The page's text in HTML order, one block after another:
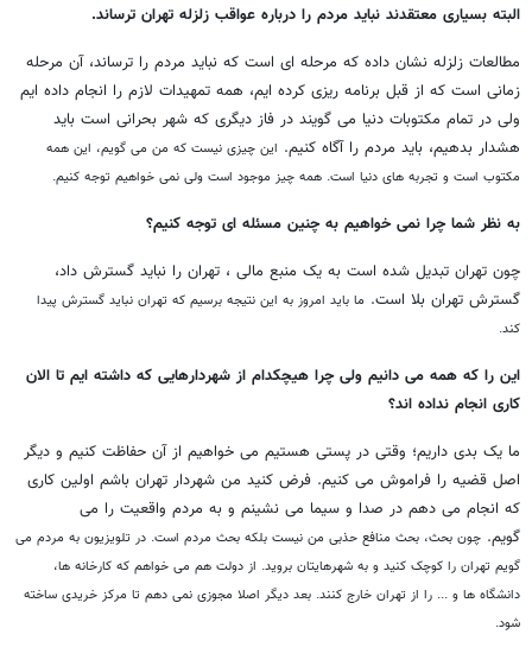
البته بسیاری معتقدند نباید مردم را درباره عواقب زلزله تهران ترساند.
مطالعات زلزله نشان داده که مرحله ای است که نباید مردم را ترساند، آن مرحله
زمانی است که از قبل برنامه ریزی کرده ایم، همه تمهیدات لازم را انجام داده ایم
ولی در تمام مکتوبات دنیا می گویند در فاز دیگری که شهر بحرانی است باید
هشدار بدهیم، باید مردم را آگاه کنیم. این چیزی نیست که من می گویم، این همه
مکتوب است و تجربه های دنیا است. همه چیز موجود است ولی نمی خواهیم توجه کنیم.
به نظر شما چرا نمی خواهیم به چنین مسئله ای توجه کنیم؟
چون تهران تبدیل شده است به یک منبع مالی ، تهران را نباید گسترش داد،
گسترش تهران بلا است. ما باید امروز به این نتیجه برسیم که تهران نباید گسترش پیدا
کند.
این را که همه می دانیم ولی چرا هیچکدام از شهردارهایی که داشته ایم تا الان
کاری انجام نداده اند؟
ما یک بدی داریم؛ وقتی در پستی هستیم می خواهیم از آن حفاظت کنیم و دیگر
اصل قضیه را فراموش می کنیم. فرض کنید من شهردار تهران باشم اولین کاری
که انجام می دهم در صدا و سیما می نشینم و به مردم واقعیت را می
گویم. چون بحث، بحث منافع حذبی من نیست بلکه بحث مردم است. در تلویزیون به مردم می
گویم تهران را کوچک کنید و به شهرهایتان بروید. از دولت هم می خواهم که کارخانه ها،
دانشگاه ها و ... را از تهران خارج کنند. بعد دیگر اصلا مجوزی نمی دهم تا مرکز خریدی ساخته
شود.